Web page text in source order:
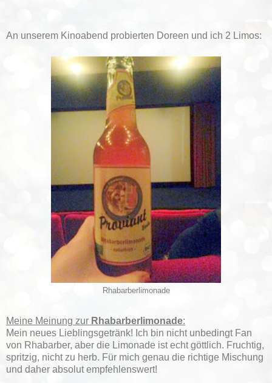
An unserem Kinoabend probierten Doreen und ich 2 Limos:
Rhabarberlimonade
Meine Meinung zur Rhabarberlimonade:
Mein neues Lieblingsgetränk! Ich bin nicht unbedingt Fan
von Rhabarber, aber die Limonade ist echt göttlich. Fruchtig,
spritzig, nicht zu herb. Für mich genau die richtige Mischung
und daher absolut empfehlenswert!